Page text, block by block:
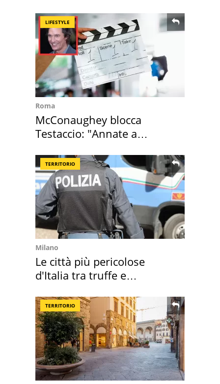
LIFESTYLE
Roma
McConaughey blocca
Testaccio: "Annate a
TERRITORIO
Milano
Le città più pericolose
d'Italia tra truffe e
TERRITORIO